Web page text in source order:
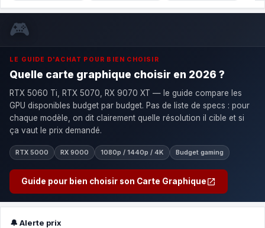
🎮
LE GUIDE D'ACHAT POUR BIEN CHOISIR
Quelle carte graphique choisir en 2026 ?
RTX 5060 Ti, RTX 5070, RX 9070 XT — le guide compare les
GPU disponibles budget par budget. Pas de liste de specs : pour
chaque modèle, on dit clairement quelle résolution il cible et si
ça vaut le prix demandé.
RTX 5000 RX 9000 1080p / 1440p / 4K Budget gaming
Guide pour bien choisir son Carte Graphique
🔔 Alerte prix